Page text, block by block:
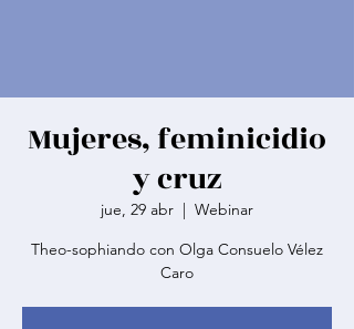
Mujeres, feminicidio
y cruz
jue, 29 abr
  |
Webinar
Theo-sophiando con Olga Consuelo Vélez
Caro